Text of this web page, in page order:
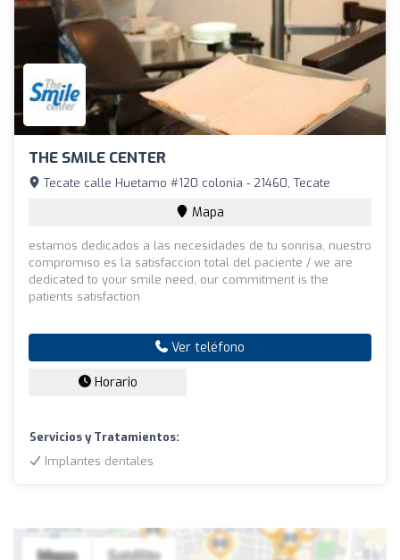
THE SMILE CENTER
Tecate calle Huetamo #120 colonia - 21460, Tecate
Mapa
estamos dedicados a las necesidades de tu sonrisa, nuestro
compromiso es la satisfaccion total del paciente / we are
dedicated to your smile need, our commitment is the
patients satisfaction
Ver teléfono
Horario
Servicios y Tratamientos:
Implantes dentales